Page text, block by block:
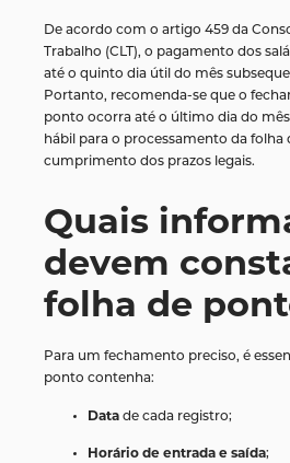
De acordo com o artigo 459 da
Trabalho (CLT), o pagamento dos
até o quinto dia útil do mês
Portanto, recomenda-se que o
ponto ocorra até o último dia do
hábil para o processamento da folha
cumprimento dos prazos legais.
Quais
devem
folha de
Para um fechamento preciso, é
ponto contenha:
Data de cada registro;
Horário de entrada e saída;